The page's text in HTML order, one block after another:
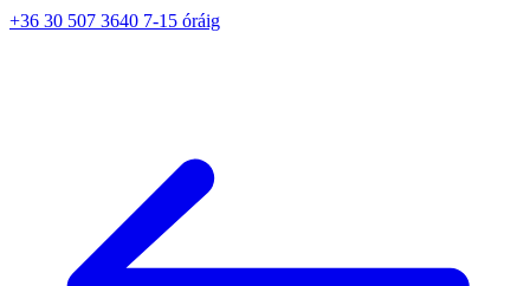
+36 30 507 3640 7-15 óráig